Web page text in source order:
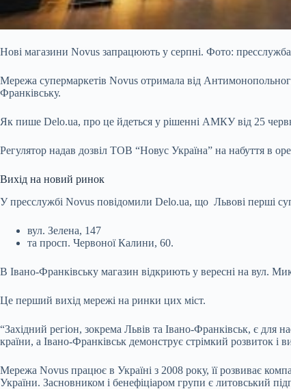
Нові магазини Novus запрацюють у серпні. Фото:
Мережа супермаркетів Novus отримала від
Франківську.
Як пише Delo.ua, про це йдеться у рішенні АМКУ від 25
Регулятор надав дозвіл ТОВ “Новус Україна” на набуття в
Вихід на новий ринок
У пресслужбі Novus повідомили Delo.ua, що Львові перші
вул. Зелена, 147
та просп. Червоної Калини, 60.
В Івано-Франківську магазин відкриють у вересні на вул.
Це перший вихід мережі на ринки цих міст.
“Західний регіон, зокрема Львів та Івано-Франківськ, є
країни, а Івано-Франківськ демонструє стрімкий розвиток
Мережа Novus працює в Україні з 2008 року, її розвиває
України. Засновником і бенефіціаром групи є литовський